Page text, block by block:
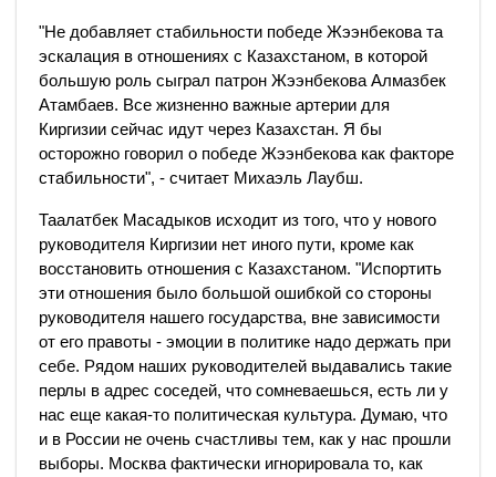
"Не добавляет стабильности победе Жээнбекова та
эскалация в отношениях с Казахстаном, в которой
большую роль сыграл патрон Жээнбекова Алмазбек
Атамбаев. Все жизненно важные артерии для
Киргизии сейчас идут через Казахстан. Я бы
осторожно говорил о победе Жээнбекова как факторе
стабильности", - считает Михаэль Лаубш.
Таалатбек Масадыков исходит из того, что у нового
руководителя Киргизии нет иного пути, кроме как
восстановить отношения с Казахстаном. "Испортить
эти отношения было большой ошибкой со стороны
руководителя нашего государства, вне зависимости
от его правоты - эмоции в политике надо держать при
себе. Рядом наших руководителей выдавались такие
перлы в адрес соседей, что сомневаешься, есть ли у
нас еще какая-то политическая культура. Думаю, что
и в России не очень счастливы тем, как у нас прошли
выборы. Москва фактически игнорировала то, как